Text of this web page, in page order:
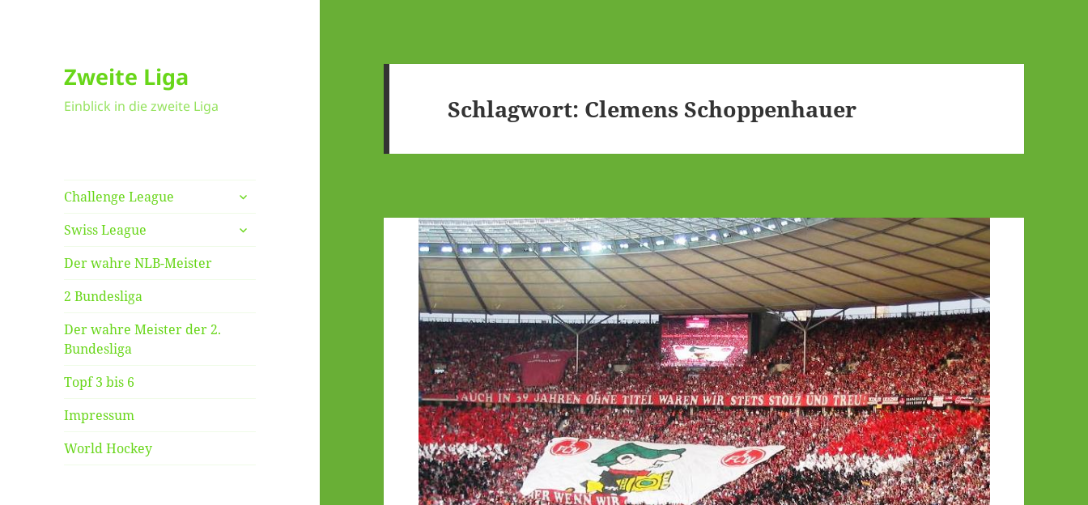
Zweite Liga
Einblick in die zweite Liga
Challenge League
untermenü
anzeigen
Swiss League
untermenü
anzeigen
Der wahre NLB-Meister
2 Bundesliga
Der wahre Meister der 2.
Bundesliga
Topf 3 bis 6
Impressum
World Hockey
Schlagwort: Clemens Schoppenhauer